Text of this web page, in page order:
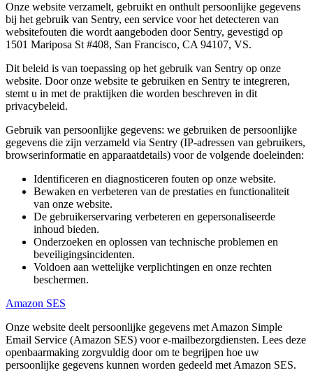
Onze website verzamelt, gebruikt en onthult persoonlijke gegevens
bij het gebruik van Sentry, een service voor het detecteren van
websitefouten die wordt aangeboden door Sentry, gevestigd op
1501 Mariposa St #408, San Francisco, CA 94107, VS.
Dit beleid is van toepassing op het gebruik van Sentry op onze
website. Door onze website te gebruiken en Sentry te integreren,
stemt u in met de praktijken die worden beschreven in dit
privacybeleid.
Gebruik van persoonlijke gegevens: we gebruiken de persoonlijke
gegevens die zijn verzameld via Sentry (IP-adressen van gebruikers,
browserinformatie en apparaatdetails) voor de volgende doeleinden:
Identificeren en diagnosticeren fouten op onze website.
Bewaken en verbeteren van de prestaties en functionaliteit
van onze website.
De gebruikerservaring verbeteren en gepersonaliseerde
inhoud bieden.
Onderzoeken en oplossen van technische problemen en
beveiligingsincidenten.
Voldoen aan wettelijke verplichtingen en onze rechten
beschermen.
Amazon SES
Onze website deelt persoonlijke gegevens met Amazon Simple
Email Service (Amazon SES) voor e-mailbezorgdiensten. Lees deze
openbaarmaking zorgvuldig door om te begrijpen hoe uw
persoonlijke gegevens kunnen worden gedeeld met Amazon SES.